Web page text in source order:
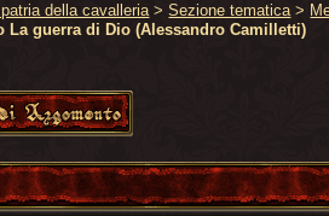
della cavalleria >Sezione tematica >
La guerra di Dio (Alessandro Camilletti)